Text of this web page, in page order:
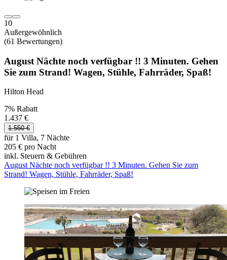
10
Außergewöhnlich
(61 Bewertungen)
August Nächte noch verfügbar !! 3 Minuten. Gehen
Sie zum Strand! Wagen, Stühle, Fahrräder, Spaß!
Hilton Head
7% Rabatt
1.437 €
1.550 €
für 1 Villa, 7 Nächte
205 € pro Nacht
inkl. Steuern & Gebühren
August Nächte noch verfügbar !! 3 Minuten. Gehen Sie zum
Strand! Wagen, Stühle, Fahrräder, Spaß!